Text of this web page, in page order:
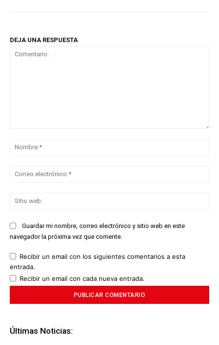
DEJA UNA RESPUESTA
Guardar mi nombre, correo electrónico y sitio web en este
navegador la próxima vez que comente.
Recibir un email con los siguientes comentarios a esta
entrada.
Recibir un email con cada nueva entrada.
Últimas Noticias: